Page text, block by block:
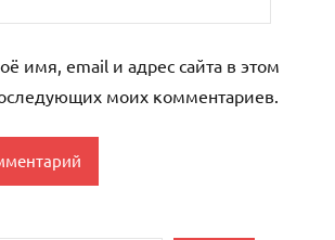
имя, email и адрес сайта в этом
моих комментариев.